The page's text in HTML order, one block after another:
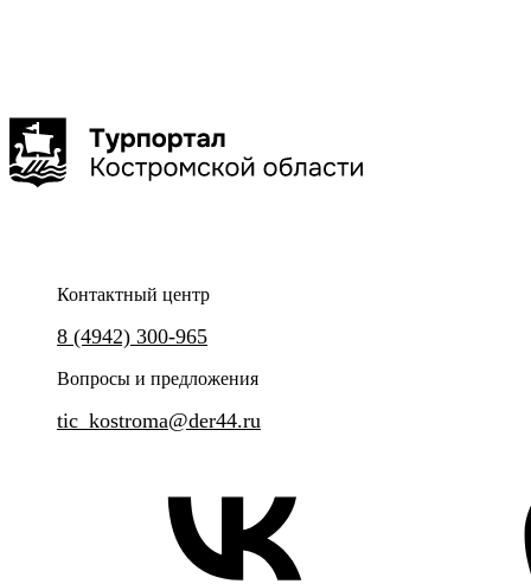
Контактный центр
8 (4942) 300-965
Вопросы и предложения
tic_kostroma@der44.ru